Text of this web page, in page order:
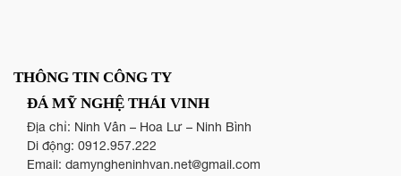
THÔNG TIN CÔNG TY
ĐÁ MỸ NGHỆ THÁI VINH
Địa chỉ: Ninh Vân – Hoa Lư – Ninh Bình
Di động: 0912.957.222
Email: damyngheninhvan.net@gmail.com